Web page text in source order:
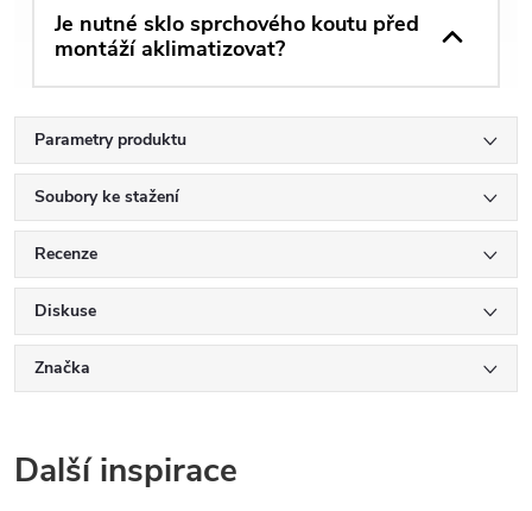
Je nutné sklo sprchového koutu před
montáží aklimatizovat?
Parametry produktu
Soubory ke stažení
Recenze
Diskuse
Značka
Další inspirace